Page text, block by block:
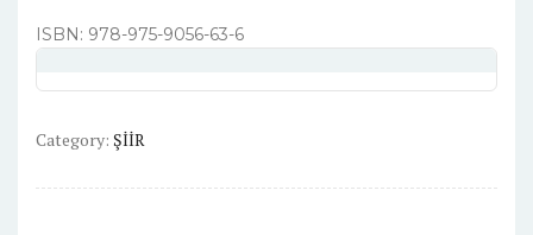
out of 5
based on
ISBN: 978-975-9056-63-6
Category: ŞİİR